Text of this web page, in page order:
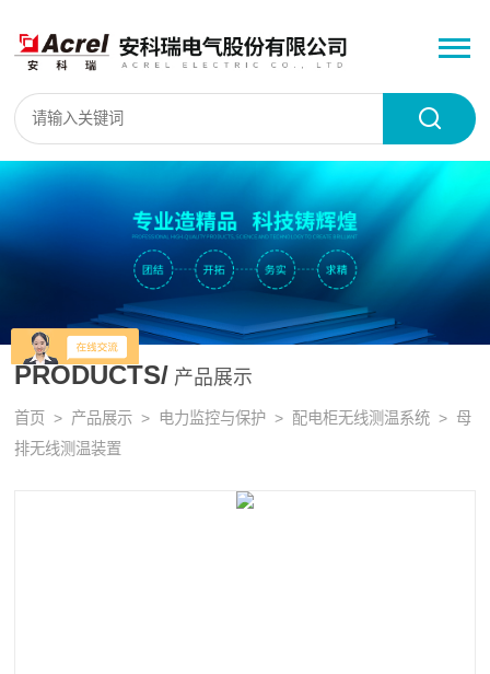
PRODUCTS/ 产品展示
首页 > 产品展示 > 电力监控与保护 > 配电柜无线测温系统 > 母
排无线测温装置